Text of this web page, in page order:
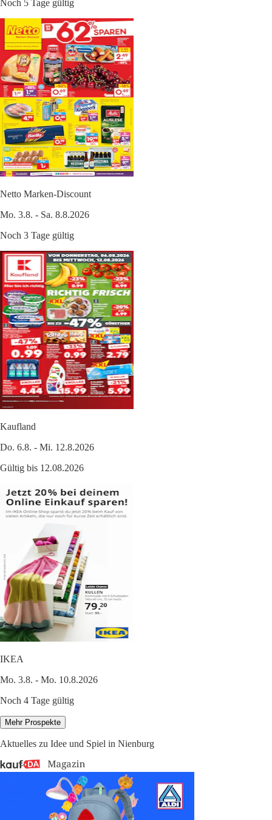
Noch 5 Tage gültig
Netto Marken-Discount
Mo. 3.8. - Sa. 8.8.2026
Noch 3 Tage gültig
Kaufland
Do. 6.8. - Mi. 12.8.2026
Gültig bis 12.08.2026
IKEA
Mo. 3.8. - Mo. 10.8.2026
Noch 4 Tage gültig
Mehr Prospekte
Aktuelles zu Idee und Spiel in Nienburg